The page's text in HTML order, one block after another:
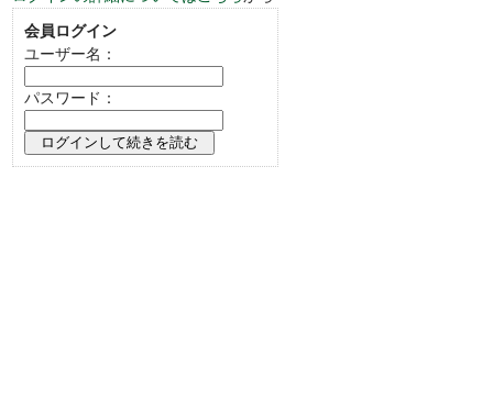
会員ログイン
ユーザー名：
パスワード：